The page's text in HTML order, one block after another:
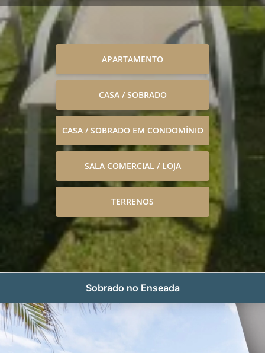
APARTAMENTO
CASA / SOBRADO
CASA / SOBRADO EM CONDOMÍNIO
SALA COMERCIAL / LOJA
TERRENOS
Sobrado no Enseada